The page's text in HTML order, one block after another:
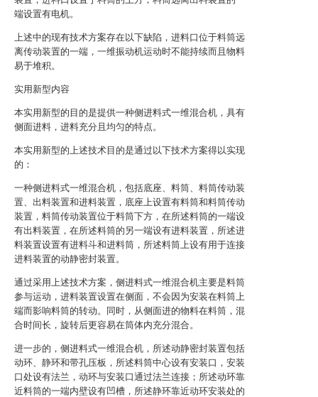
端设置有电机。
上述中的现有技术方案存在以下缺陷，进料口位于料筒远
离传动装置的一端，一维振动机运动时不能持续而且物料
易于堆积。
实用新型内容
本实用新型的目的是提供一种侧进料式一维混合机，具有
侧面进料，进料充分且均匀的特点。
本实用新型的上述技术目的是通过以下技术方案得以实现
的：
一种侧进料式一维混合机，包括底座、料筒、料筒传动装
置、出料装置和进料装置，底座上设置有料筒和料筒传动
装置，料筒传动装置位于料筒下方，在所述料筒的一端设
有出料装置，在所述料筒的另一端设有进料装置，所述进
料装置设置有进料斗和进料筒，所述料筒上设有用于连接
进料装置的动静密封装置。
通过采用上述技术方案，侧进料式一维混合机主要是料筒
参与运动，进料装置设置在侧面，不会因为安装在料筒上
端而影响料筒的转动。同时，从侧面进的物料在料筒，混
合时间长，旋转后更容易在筒体内充分混合。
进一步的，侧进料式一维混合机，所述动静密封装置包括
动环、静环和带孔压板，所述料筒中心设有安装口，安装
口处设有法兰，动环与安装口通过法兰连接；所述动环靠
近料筒的一端内壁设有凹槽，所述静环靠近动环安装处的